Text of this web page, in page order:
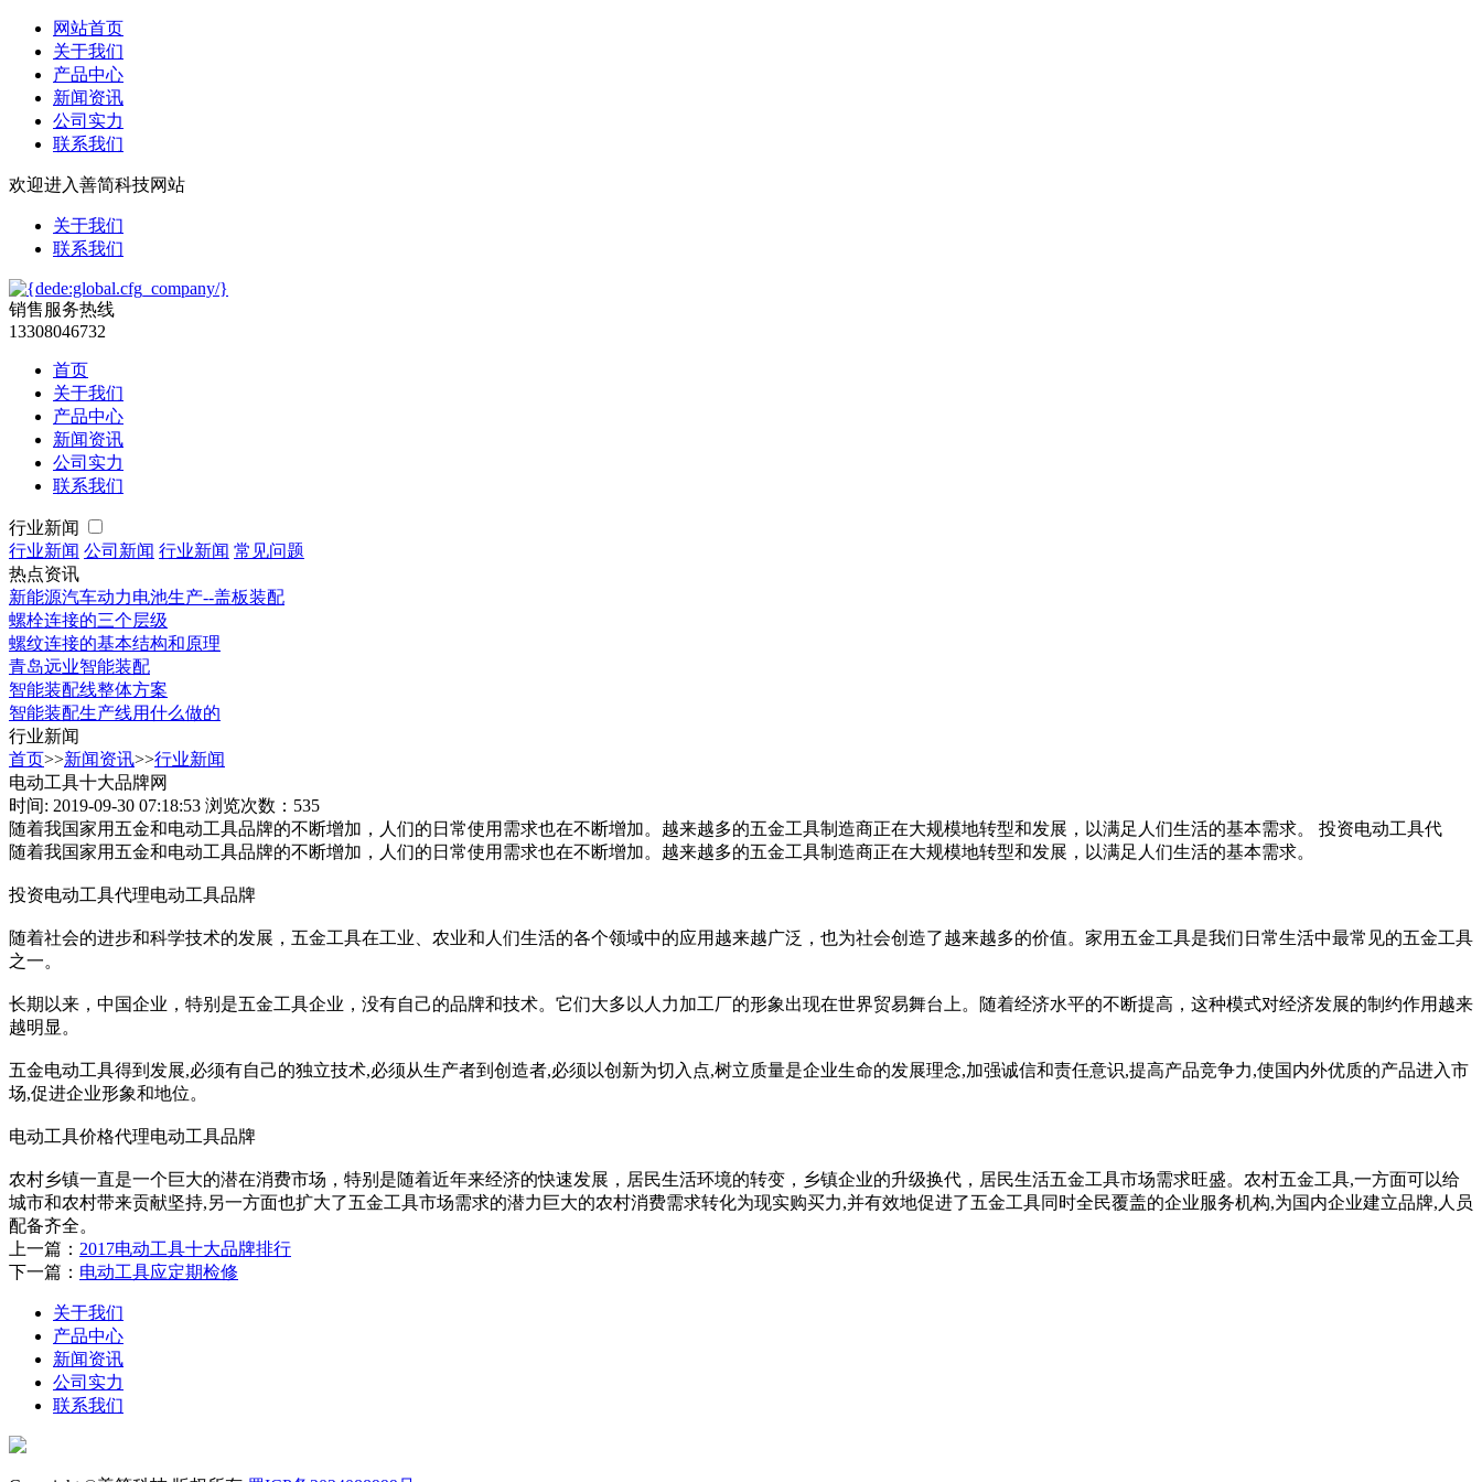
网站首页
关于我们
产品中心
新闻资讯
公司实力
联系我们
欢迎进入善简科技网站
关于我们
联系我们
销售服务热线
13308046732
首页
关于我们
产品中心
新闻资讯
公司实力
联系我们
行业新闻
行业新闻 公司新闻 行业新闻 常见问题
热点资讯
新能源汽车动力电池生产--盖板装配
螺栓连接的三个层级
螺纹连接的基本结构和原理
青岛远业智能装配
智能装配线整体方案
智能装配生产线用什么做的
行业新闻
首页>>新闻资讯>>行业新闻
电动工具十大品牌网
时间: 2019-09-30 07:18:53 浏览次数：535
随着我国家用五金和电动工具品牌的不断增加，人们的日常使用需求也在不断增加。越来越多的五金工具制造商正在大规模地转型和发展，以满足人们生活的基本需求。 投资电动工具代
随着我国家用五金和电动工具品牌的不断增加，人们的日常使用需求也在不断增加。越来越多的五金工具制造商正在大规模地转型和发展，以满足人们生活的基本需求。
投资电动工具代理电动工具品牌
随着社会的进步和科学技术的发展，五金工具在工业、农业和人们生活的各个领域中的应用越来越广泛，也为社会创造了越来越多的价值。家用五金工具是我们日常生活中最常见的五金工具
之一。
长期以来，中国企业，特别是五金工具企业，没有自己的品牌和技术。它们大多以人力加工厂的形象出现在世界贸易舞台上。随着经济水平的不断提高，这种模式对经济发展的制约作用越来
越明显。
五金电动工具得到发展,必须有自己的独立技术,必须从生产者到创造者,必须以创新为切入点,树立质量是企业生命的发展理念,加强诚信和责任意识,提高产品竞争力,使国内外优质的产品进入市
场,促进企业形象和地位。
电动工具价格代理电动工具品牌
农村乡镇一直是一个巨大的潜在消费市场，特别是随着近年来经济的快速发展，居民生活环境的转变，乡镇企业的升级换代，居民生活五金工具市场需求旺盛。农村五金工具,一方面可以给
城市和农村带来贡献坚持,另一方面也扩大了五金工具市场需求的潜力巨大的农村消费需求转化为现实购买力,并有效地促进了五金工具同时全民覆盖的企业服务机构,为国内企业建立品牌,人员
配备齐全。
上一篇： 2017电动工具十大品牌排行
下一篇： 电动工具应定期检修
关于我们
产品中心
新闻资讯
公司实力
联系我们